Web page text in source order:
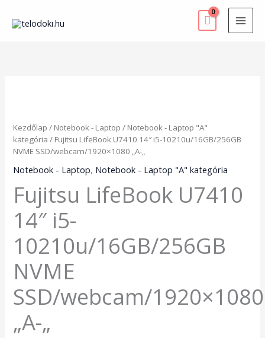
content
Kezdőlap / Notebook - Laptop / Notebook - Laptop "A"
kategória / Fujitsu LifeBook U7410 14″ i5-10210u/16GB/256GB
NVME SSD/webcam/1920×1080 „A-„
Notebook - Laptop, Notebook - Laptop "A" kategória
Fujitsu LifeBook U7410
14″ i5-
10210u/16GB/256GB
NVME
SSD/webcam/1920×1080
„A-„
i5-
10210u/16GB/256GB
NVME
SSD/webcam/1920x1080
mennyiség